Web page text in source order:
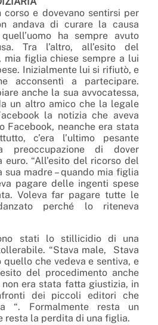
corso e dovevano sentirsi per
andava di curare la causa
ha sempre avuto
Tra l’altro, all’esito del
mia figlia chiese sempre a lui
Inizialmente lui si rifiutò, e
acconsentì a partecipare.
anche la sua avvocatessa,
un altro amico che la legale
la notizia che aveva
Facebook, neanche era stata
c’era l’ultimo pesante
preoccupazione di dover
“All’esito del ricorso del
sua madre – quando mia figlia
pagare delle ingenti spese
Voleva far pagare tutte le
perché lo riteneva
stati lo stillicidio di una
“Stava male, Stava
che vedeva e sentiva, e
del procedimento anche
era stata fatta giustizia, in
dei piccoli editori che
“. Formalmente resta un
resta la perdita di una figlia.